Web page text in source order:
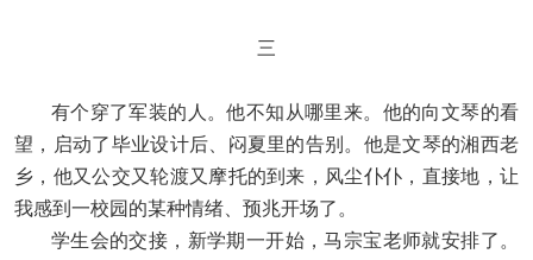
三
有个穿了军装的人。他不知从哪里来。他的向文琴的看
望，启动了毕业设计后、闷夏里的告别。他是文琴的湘西老
乡，他又公交又轮渡又摩托的到来，风尘仆仆，直接地，让
我感到一校园的某种情绪、预兆开场了。
学生会的交接，新学期一开始，马宗宝老师就安排了。